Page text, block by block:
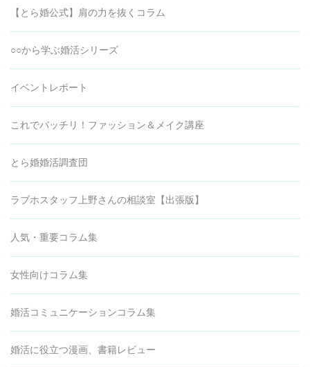
【とら婚公式】肩の力を抜くコラム
○○から学ぶ婚活シリーズ
イベントレポート
これでバッチリ！ファッション＆メイク講座
とら婚婚活調査団
ラブホスタッフ上野さんの相談室【出張版】
人気・重要コラム集
女性向けコラム集
婚活コミュニケーションコラム集
婚活に役立つ漫画、書籍レビュー